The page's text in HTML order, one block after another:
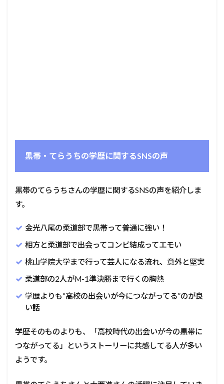
黒帯・てらうちの学歴に関するSNSの声
黒帯のてらうちさんの学歴に関するSNSの声を紹介しま
す。
金光八尾の柔道部で黒帯って普通に強い！
相方と柔道部で出会ってコンビ結成ってエモい
桃山学院大学まで行って芸人になる流れ、意外と堅実
柔道部の2人がM-1準決勝まで行くの胸熱
学歴よりも“高校の出会いが今につながってる”のが良
い話
学歴そのものよりも、「高校時代の出会いが今の黒帯に
つながってる」というストーリーに共感してる人が多い
ようです。